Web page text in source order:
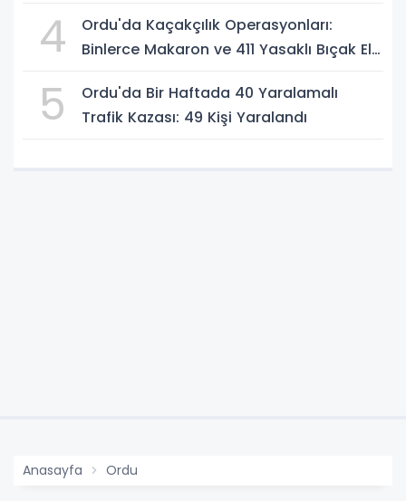
4
Ordu'da Kaçakçılık Operasyonları:
Binlerce Makaron ve 411 Yasaklı Bıçak Ele
5
Ordu'da Bir Haftada 40 Yaralamalı
Trafik Kazası: 49 Kişi Yaralandı
Anasayfa Ordu